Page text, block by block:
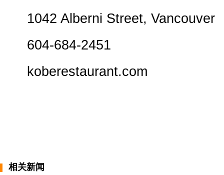
1042 Alberni Street, Vancouver
604-684-2451
koberestaurant.com
相关新闻